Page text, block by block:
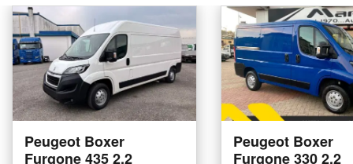
Peugeot Boxer
Furgone 435 2.2
Peugeot Boxer
Furgone 330 2.2